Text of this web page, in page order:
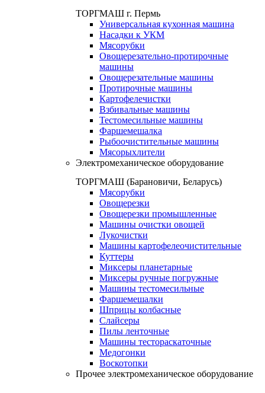
ТОРГМАШ г. Пермь
Универсальная кухонная машина
Насадки к УКМ
Мясорубки
Овощерезательно-протирочные
машины
Овощерезательные машины
Протирочные машины
Картофелечистки
Взбивальные машины
Тестомесильные машины
Фаршемешалка
Рыбоочистительные машины
Мясорыхлители
Электромеханическое оборудование
ТОРГМАШ (Барановичи, Беларусь)
Мясорубки
Овощерезки
Овощерезки промышленные
Машины очистки овощей
Лукочистки
Машины картофелеочистительные
Куттеры
Миксеры планетарные
Миксеры ручные погружные
Машины тестомесильные
Фаршемешалки
Шприцы колбасные
Слайсеры
Пилы ленточные
Машины тестораскаточные
Медогонки
Воскотопки
Прочее электромеханическое оборудование